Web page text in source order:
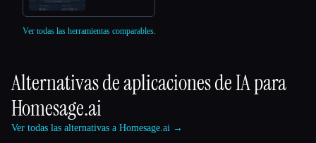
Ver todas las herramientas comparables.
Alternativas de aplicaciones de IA para
Homesage.ai
Ver todas las alternativas a Homesage.ai →